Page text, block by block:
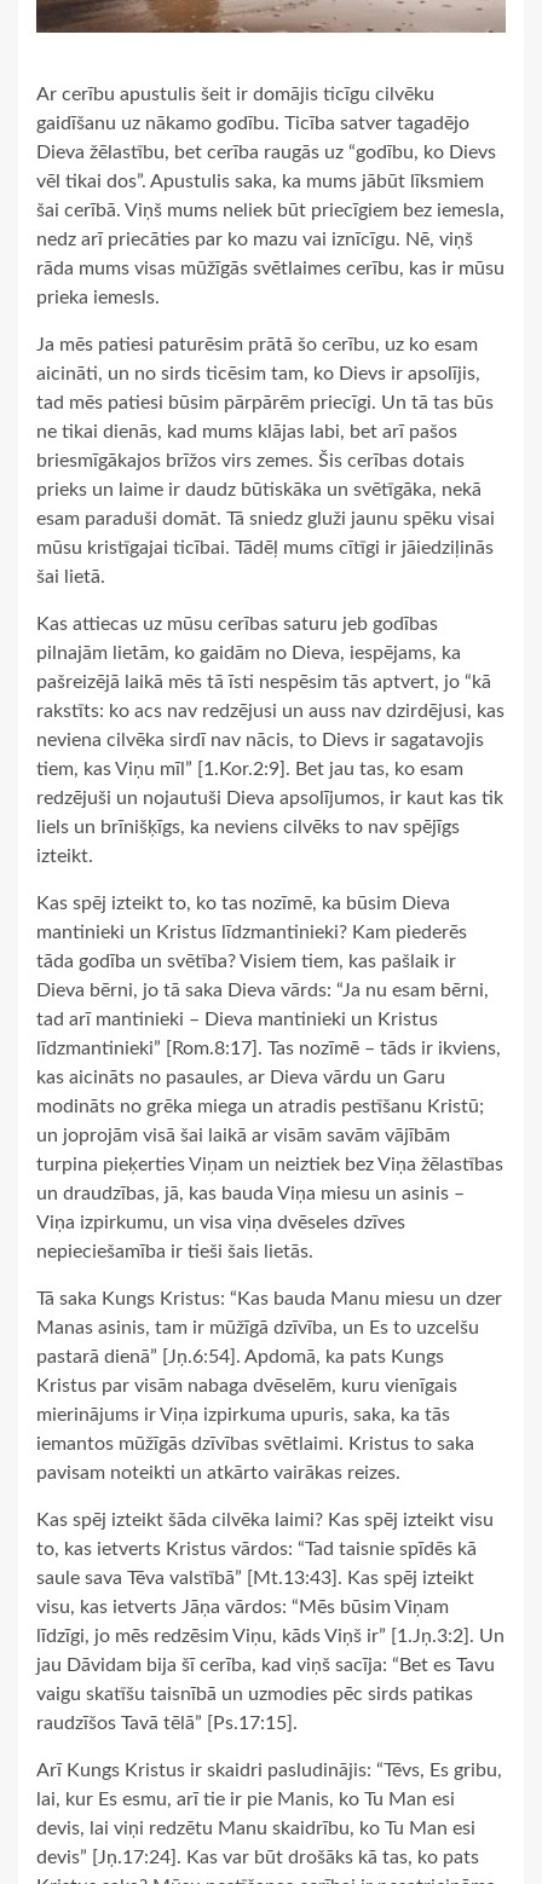
Ar cerību apustulis šeit ir domājis ticīgu cilvēku
gaidīšanu uz nākamo godību. Ticība satver tagadējo
Dieva žēlastību, bet cerība raugās uz “godību, ko Dievs
vēl tikai dos”. Apustulis saka, ka mums jābūt līksmiem
šai cerībā. Viņš mums neliek būt priecīgiem bez iemesla,
nedz arī priecāties par ko mazu vai iznīcīgu. Nē, viņš
rāda mums visas mūžīgās svētlaimes cerību, kas ir mūsu
prieka iemesls.
Ja mēs patiesi paturēsim prātā šo cerību, uz ko esam
aicināti, un no sirds ticēsim tam, ko Dievs ir apsolījis,
tad mēs patiesi būsim pārpārēm priecīgi. Un tā tas būs
ne tikai dienās, kad mums klājas labi, bet arī pašos
briesmīgākajos brīžos virs zemes. Šis cerības dotais
prieks un laime ir daudz būtiskāka un svētīgāka, nekā
esam paraduši domāt. Tā sniedz gluži jaunu spēku visai
mūsu kristīgajai ticībai. Tādēļ mums cītīgi ir jāiedziļinās
šai lietā.
Kas attiecas uz mūsu cerības saturu jeb godības
pilnajām lietām, ko gaidām no Dieva, iespējams, ka
pašreizējā laikā mēs tā īsti nespēsim tās aptvert, jo “kā
rakstīts: ko acs nav redzējusi un auss nav dzirdējusi, kas
neviena cilvēka sirdī nav nācis, to Dievs ir sagatavojis
tiem, kas Viņu mīl” [1.Kor.2:9]. Bet jau tas, ko esam
redzējuši un nojautuši Dieva apsolījumos, ir kaut kas tik
liels un brīnišķīgs, ka neviens cilvēks to nav spējīgs
izteikt.
Kas spēj izteikt to, ko tas nozīmē, ka būsim Dieva
mantinieki un Kristus līdzmantinieki? Kam piederēs
tāda godība un svētība? Visiem tiem, kas pašlaik ir
Dieva bērni, jo tā saka Dieva vārds: “Ja nu esam bērni,
tad arī mantinieki – Dieva mantinieki un Kristus
līdzmantinieki” [Rom.8:17]. Tas nozīmē – tāds ir ikviens,
kas aicināts no pasaules, ar Dieva vārdu un Garu
modināts no grēka miega un atradis pestīšanu Kristū;
un joprojām visā šai laikā ar visām savām vājībām
turpina pieķerties Viņam un neiztiek bez Viņa žēlastības
un draudzības, jā, kas bauda Viņa miesu un asinis –
Viņa izpirkumu, un visa viņa dvēseles dzīves
nepieciešamība ir tieši šais lietās.
Tā saka Kungs Kristus: “Kas bauda Manu miesu un dzer
Manas asinis, tam ir mūžīgā dzīvība, un Es to uzcelšu
pastarā dienā” [Jņ.6:54]. Apdomā, ka pats Kungs
Kristus par visām nabaga dvēselēm, kuru vienīgais
mierinājums ir Viņa izpirkuma upuris, saka, ka tās
iemantos mūžīgās dzīvības svētlaimi. Kristus to saka
pavisam noteikti un atkārto vairākas reizes.
Kas spēj izteikt šāda cilvēka laimi? Kas spēj izteikt visu
to, kas ietverts Kristus vārdos: “Tad taisnie spīdēs kā
saule sava Tēva valstībā” [Mt.13:43]. Kas spēj izteikt
visu, kas ietverts Jāņa vārdos: “Mēs būsim Viņam
līdzīgi, jo mēs redzēsim Viņu, kāds Viņš ir” [1.Jņ.3:2]. Un
jau Dāvidam bija šī cerība, kad viņš sacīja: “Bet es Tavu
vaigu skatīšu taisnībā un uzmodies pēc sirds patikas
raudzīšos Tavā tēlā” [Ps.17:15].
Arī Kungs Kristus ir skaidri pasludinājis: “Tēvs, Es gribu,
lai, kur Es esmu, arī tie ir pie Manis, ko Tu Man esi
devis, lai viņi redzētu Manu skaidrību, ko Tu Man esi
devis” [Jņ.17:24]. Kas var būt drošāks kā tas, ko pats